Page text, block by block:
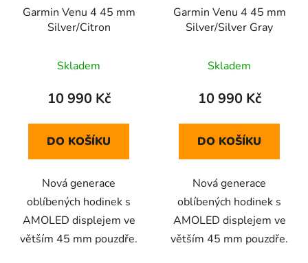
Garmin Venu 4 45 mm
Silver/Citron
Skladem
10 990 Kč
DO KOŠÍKU
Nová generace
oblíbených hodinek s
AMOLED displejem ve
větším 45 mm pouzdře.
Garmin Venu 4 45 mm
Silver/Silver Gray
Skladem
10 990 Kč
DO KOŠÍKU
Nová generace
oblíbených hodinek s
AMOLED displejem ve
větším 45 mm pouzdře.